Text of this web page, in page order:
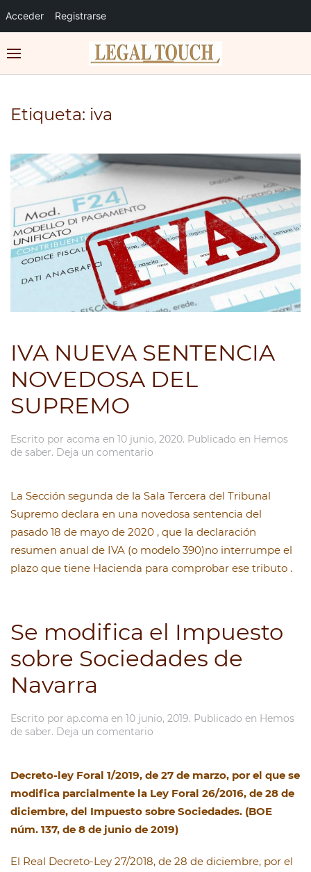
Acceder Registrarse
Etiqueta: iva
IVA NUEVA SENTENCIA
NOVEDOSA DEL
SUPREMO
Escrito por acoma en 10 junio, 2020. Publicado en Hemos
de saber. Deja un comentario
La Sección segunda de la Sala Tercera del Tribunal
Supremo declara en una novedosa sentencia del
pasado 18 de mayo de 2020 , que la declaración
resumen anual de IVA (o modelo 390)no interrumpe el
plazo que tiene Hacienda para comprobar ese tributo .
Se modifica el Impuesto
sobre Sociedades de
Navarra
Escrito por ap.coma en 10 junio, 2019. Publicado en Hemos
de saber. Deja un comentario
Decreto-ley Foral 1/2019, de 27 de marzo, por el que se
modifica parcialmente la Ley Foral 26/2016, de 28 de
diciembre, del Impuesto sobre Sociedades. (BOE
núm. 137, de 8 de junio de 2019)
El Real Decreto-Ley 27/2018, de 28 de diciembre, por el